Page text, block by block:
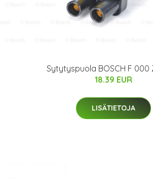
Sytytyspuola BOSCH F 000
18.39 EUR
LISÄTIETOJA